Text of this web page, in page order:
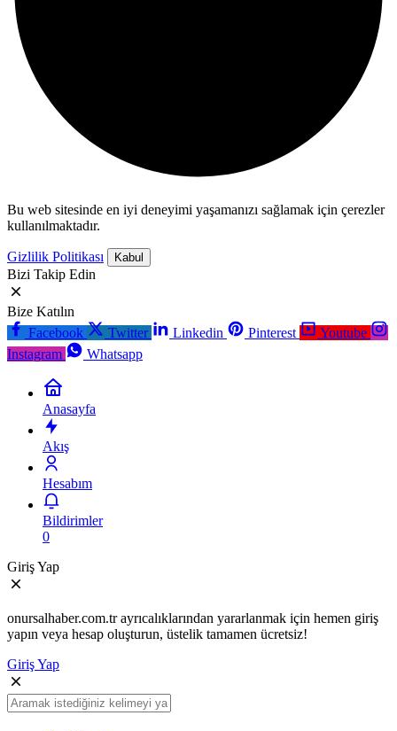
Bu web sitesinde en iyi deneyimi yaşamanızı sağlamak için çerezler
kullanılmaktadır.
Gizlilik Politikası Kabul
Bizi Takip Edin
Bize Katılın
Facebook
Twitter Linkedin Pinterest
Youtube
Instagram
Whatsapp
Anasayfa
Akış
Hesabım
Bildirimler
0
Giriş Yap
onursalhaber.com.tr ayrıcalıklarından yararlanmak için hemen giriş
yapın veya hesap oluşturun, üstelik tamamen ücretsiz!
Giriş Yap